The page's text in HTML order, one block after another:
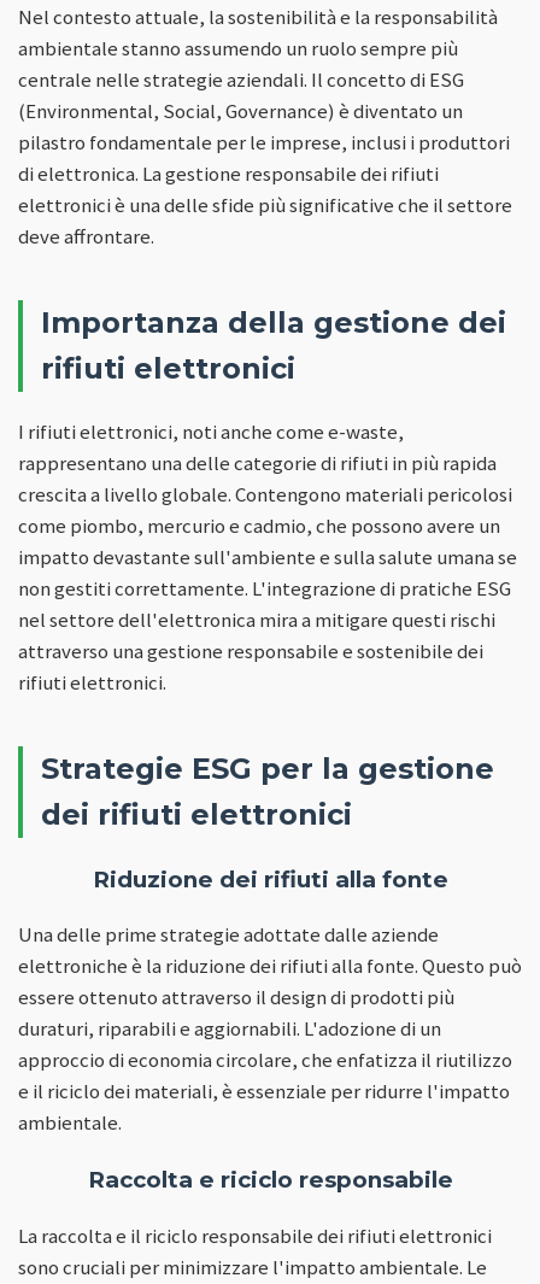
Nel contesto attuale, la sostenibilità e la responsabilità
ambientale stanno assumendo un ruolo sempre più
centrale nelle strategie aziendali. Il concetto di ESG
(Environmental, Social, Governance) è diventato un
pilastro fondamentale per le imprese, inclusi i produttori
di elettronica. La gestione responsabile dei rifiuti
elettronici è una delle sfide più significative che il settore
deve affrontare.
Importanza della gestione dei
rifiuti elettronici
I rifiuti elettronici, noti anche come e-waste,
rappresentano una delle categorie di rifiuti in più rapida
crescita a livello globale. Contengono materiali pericolosi
come piombo, mercurio e cadmio, che possono avere un
impatto devastante sull'ambiente e sulla salute umana se
non gestiti correttamente. L'integrazione di pratiche ESG
nel settore dell'elettronica mira a mitigare questi rischi
attraverso una gestione responsabile e sostenibile dei
rifiuti elettronici.
Strategie ESG per la gestione
dei rifiuti elettronici
Riduzione dei rifiuti alla fonte
Una delle prime strategie adottate dalle aziende
elettroniche è la riduzione dei rifiuti alla fonte. Questo può
essere ottenuto attraverso il design di prodotti più
duraturi, riparabili e aggiornabili. L'adozione di un
approccio di economia circolare, che enfatizza il riutilizzo
e il riciclo dei materiali, è essenziale per ridurre l'impatto
ambientale.
Raccolta e riciclo responsabile
La raccolta e il riciclo responsabile dei rifiuti elettronici
sono cruciali per minimizzare l'impatto ambientale. Le